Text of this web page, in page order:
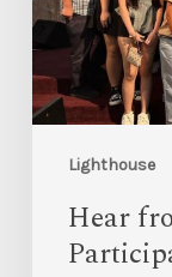
Lighthouse
Hear